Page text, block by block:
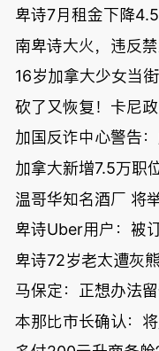
卑诗7月租金下降
南卑诗大火，违反
16岁加拿大少女当
砍了又恢复！卡尼
加国反诈中心警告
加拿大新增7.5万职
温哥华知名酒厂 将
卑诗Uber用户：被
卑诗72岁老太遭灰
马保定：正想办法留
本那比市长确认：